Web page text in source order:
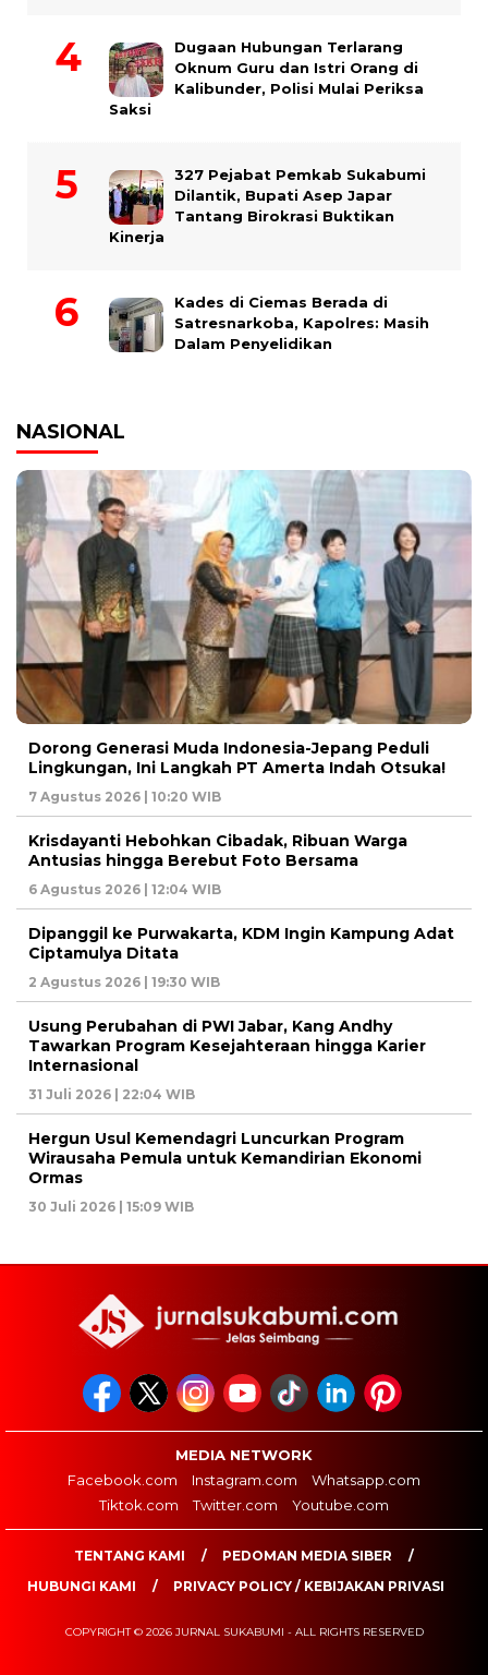
Dugaan Hubungan Terlarang
Oknum Guru dan Istri Orang di
Kalibunder, Polisi Mulai Periksa
Saksi
327 Pejabat Pemkab Sukabumi
Dilantik, Bupati Asep Japar
Tantang Birokrasi Buktikan
Kinerja
Kades di Ciemas Berada di
Satresnarkoba, Kapolres: Masih
Dalam Penyelidikan
NASIONAL
Dorong Generasi Muda Indonesia-Jepang Peduli
Lingkungan, Ini Langkah PT Amerta Indah Otsuka!
7 Agustus 2026 | 10:20 WIB
Krisdayanti Hebohkan Cibadak, Ribuan Warga
Antusias hingga Berebut Foto Bersama
6 Agustus 2026 | 12:04 WIB
Dipanggil ke Purwakarta, KDM Ingin Kampung Adat
Ciptamulya Ditata
2 Agustus 2026 | 19:30 WIB
Usung Perubahan di PWI Jabar, Kang Andhy
Tawarkan Program Kesejahteraan hingga Karier
Internasional
31 Juli 2026 | 22:04 WIB
Hergun Usul Kemendagri Luncurkan Program
Wirausaha Pemula untuk Kemandirian Ekonomi
Ormas
30 Juli 2026 | 15:09 WIB
MEDIA NETWORK
Facebook.com
Instagram.com
Whatsapp.com
Tiktok.com
Twitter.com Youtube.com
TENTANG KAMI
PEDOMAN MEDIA SIBER
HUBUNGI KAMI
PRIVACY POLICY / KEBIJAKAN PRIVASI
COPYRIGHT © 2026 JURNAL SUKABUMI - ALL RIGHTS RESERVED